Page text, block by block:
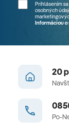
Prihlásením
osobných
Informáciou
20
Po-